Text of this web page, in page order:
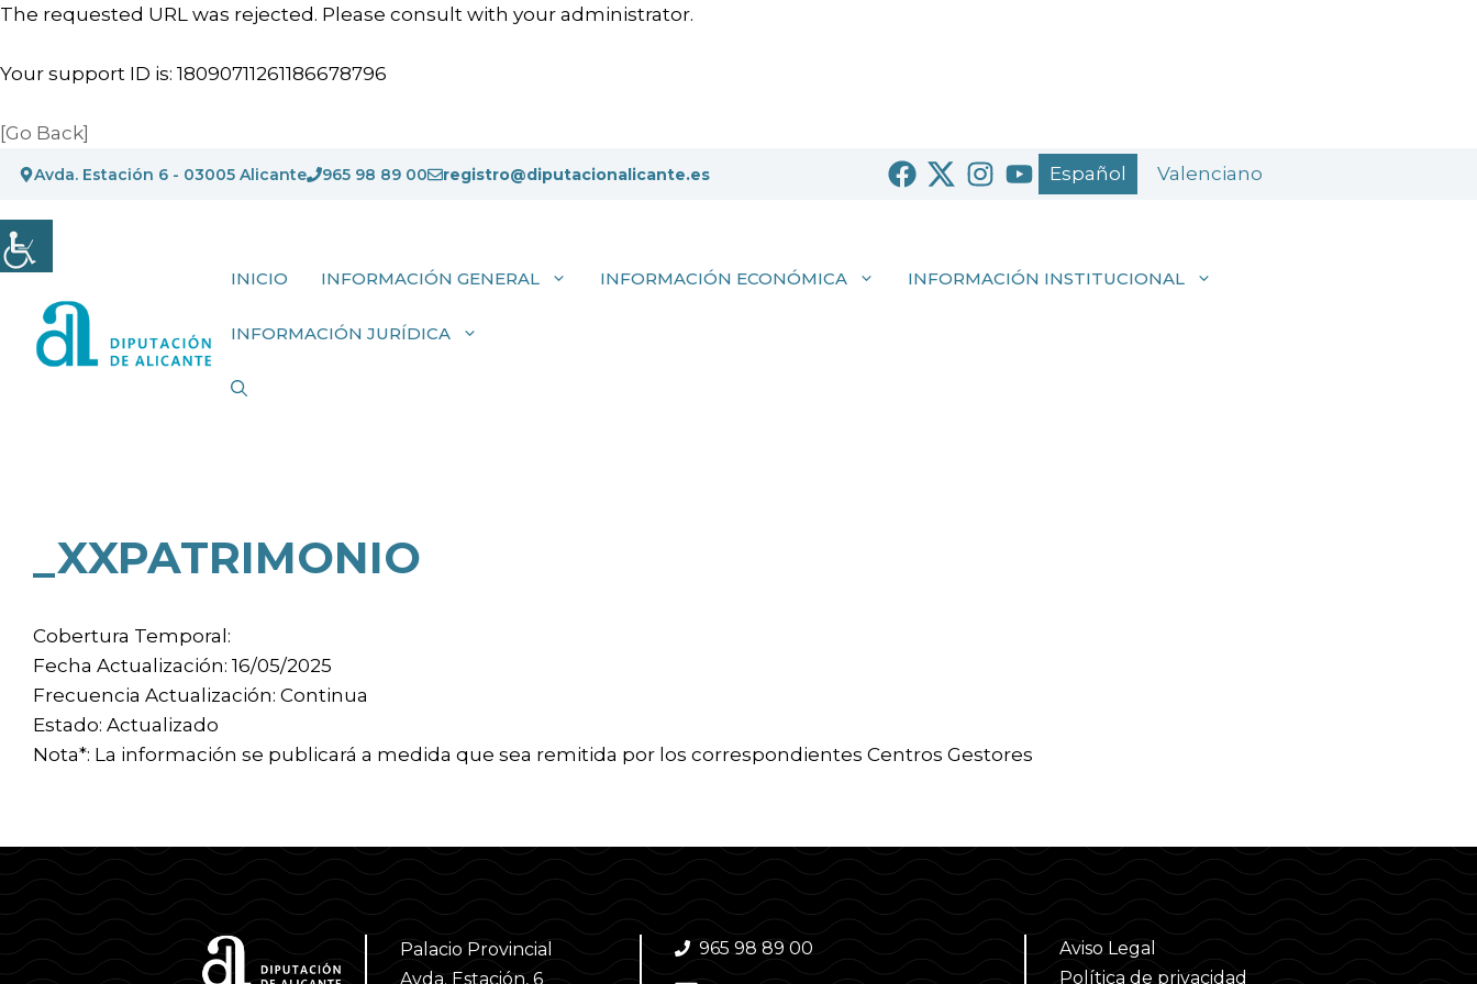
The requested URL was rejected. Please consult with your administrator.
Your support ID is: 18090711261186678796
[Go Back]
Saltar
contenido
Avda. Estación 6 - 03005 Alicante 965 98 89 00 registro@diputacionalicante.es Español Valenciano
INICIO INFORMACIÓN GENERAL INFORMACIÓN ECONÓMICA INFORMACIÓN INSTITUCIONAL
INFORMACIÓN JURÍDICA
_XXPATRIMONIO
Cobertura Temporal:
Fecha Actualización: 16/05/2025
Frecuencia Actualización: Continua
Estado: Actualizado
Nota*: La información se publicará a medida que sea remitida por los correspondientes Centros Gestores
Palacio Provincial
Avda. Estación, 6
965 98 89 00
Aviso Legal
Política de privacidad